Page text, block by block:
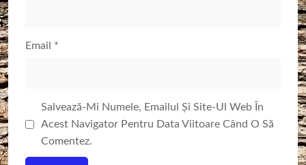
Email *
Salvează-Mi Numele, Emailul Și Site-Ul Web În
Acest Navigator Pentru Data Viitoare Când O Să
Comentez.